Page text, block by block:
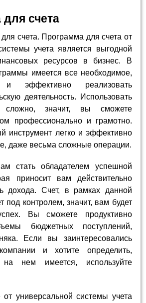
счета
счета. Программа для счета от
учета является выгодной
ресурсов в бизнес. В
имеется все необходимое,
эффективно реализовать
деятельность. Использовать
сложно, значит, вы сможете
профессионально и грамотно.
инструмент легко и эффективно
даже весьма сложные операции.
стать обладателем успешной
приносит вам действительно
дохода. Счет, в рамках данной
под контролем, значит, вам будет
Вы сможете продуктивно
бюджетных поступлений,
Если вы заинтересовались
и хотите определить,
на нем имеется, используйте
универсальной системы учета